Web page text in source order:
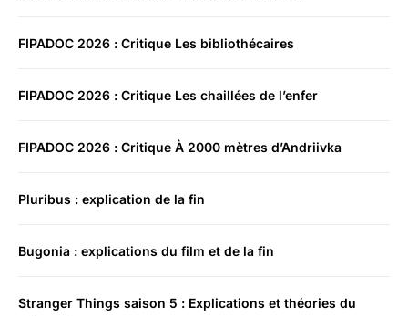
FIPADOC 2026 : Critique Les bibliothécaires
FIPADOC 2026 : Critique Les chaillées de l’enfer
FIPADOC 2026 : Critique À 2000 mètres d’Andriivka
Pluribus : explication de la fin
Bugonia : explications du film et de la fin
Stranger Things saison 5 : Explications et théories du